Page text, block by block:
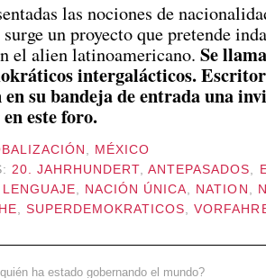
las nociones de
un proyecto que pretende
el alien latinoamericano. Se
intergalácticos.
en su bandeja de entrada una
este foro.
, MÉXICO
20. JAHRHUNDERT,ANTEPASADOS,
LENGUAJE, NACIÓN ÚNICA, NATION ,
, SUPERDEMOKRATICOS,
ha estado gobernando el mundo?